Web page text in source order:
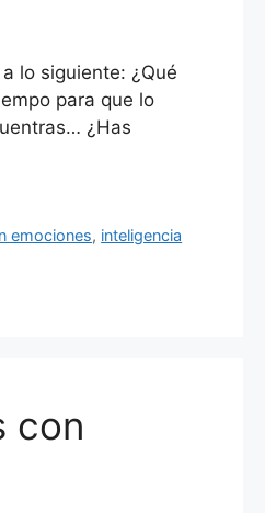
lo siguiente: ¿Qué
para que lo
¿Has
emociones, inteligencia
con